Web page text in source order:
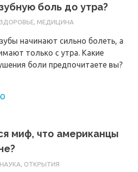
боль до утра?
ЗДОРОВЬЕ, МЕДИЦИНА
начинают сильно болеть, а
только с утра. Какие
боли предпочитаете вы?
миф, что американцы
НАУКА, ОТКРЫТИЯ